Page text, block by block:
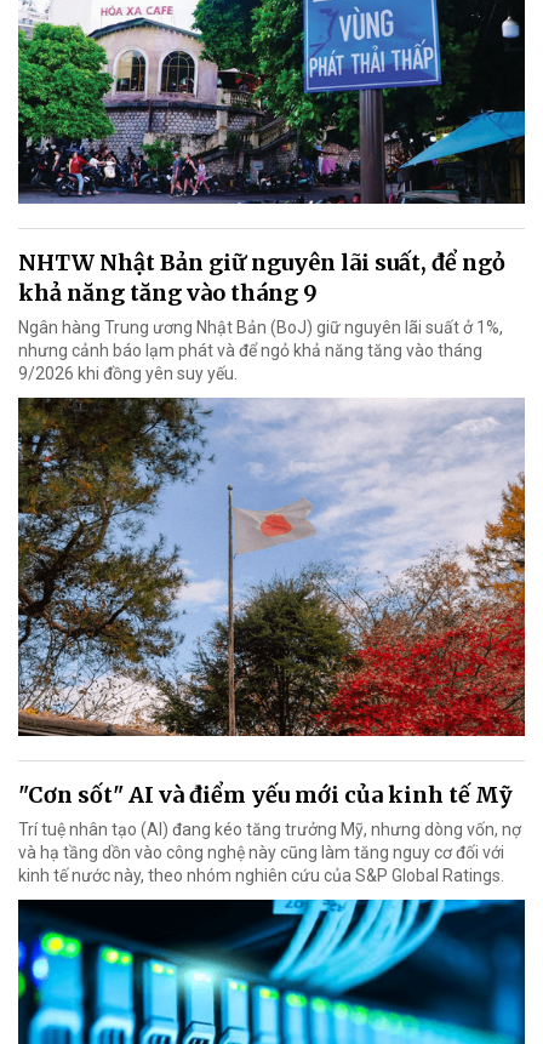
NHTW Nhật Bản giữ nguyên lãi suất, để ngỏ
khả năng tăng vào tháng 9
Ngân hàng Trung ương Nhật Bản (BoJ) giữ nguyên lãi suất ở 1%,
nhưng cảnh báo lạm phát và để ngỏ khả năng tăng vào tháng
9/2026 khi đồng yên suy yếu.
"Cơn sốt" AI và điểm yếu mới của kinh tế Mỹ
Trí tuệ nhân tạo (AI) đang kéo tăng trưởng Mỹ, nhưng dòng vốn, nợ
và hạ tầng dồn vào công nghệ này cũng làm tăng nguy cơ đối với
kinh tế nước này, theo nhóm nghiên cứu của S&P Global Ratings.